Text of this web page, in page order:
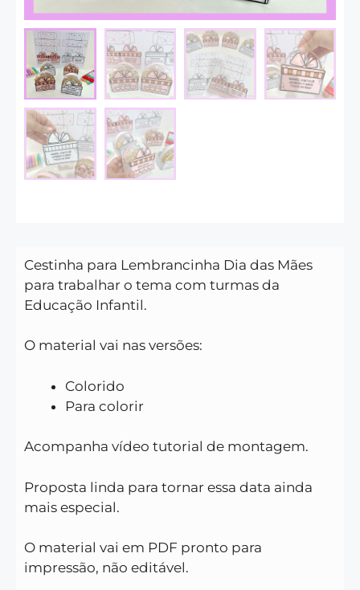
Cestinha para Lembrancinha Dia das Mães
para trabalhar o tema com turmas da
Educação Infantil.
O material vai nas versões:
Colorido
Para colorir
Acompanha vídeo tutorial de montagem.
Proposta linda para tornar essa data ainda
mais especial.
O material vai em PDF pronto para
impressão, não editável.